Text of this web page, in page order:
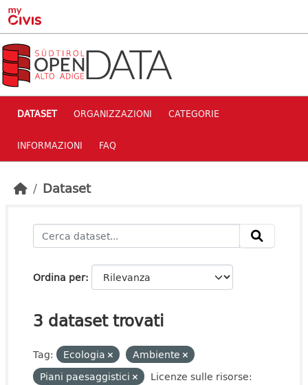
Skip to main content
DATASET ORGANIZZAZIONI CATEGORIE
INFORMAZIONI FAQ
Dataset
Ordina per
3 dataset trovati
Tag: Ecologia
Ambiente
Piani paesaggistici
Licenze sulle risorse: